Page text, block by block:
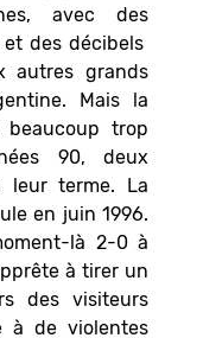
avec des
des décibels
autres grands
Mais la
trop
90, deux
leur terme. La
en juin 1996.
là 2-0 à
à tirer un
des visiteurs
à de violentes